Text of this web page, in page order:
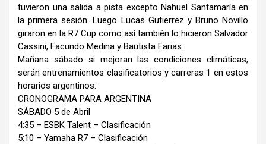
tuvieron una salida a pista excepto Nahuel Santamaría en
la primera sesión. Luego Lucas Gutierrez y Bruno Novillo
giraron en la R7 Cup como así también lo hicieron Salvador
Cassini, Facundo Medina y Bautista Farias.
Mañana sábado si mejoran las condiciones climáticas,
serán entrenamientos clasificatorios y carreras 1 en estos
horarios argentinos:
CRONOGRAMA PARA ARGENTINA
SÁBADO 5 de Abril
4:35 – ESBK Talent – Clasificación
5:10 – Yamaha R7 – Clasificación